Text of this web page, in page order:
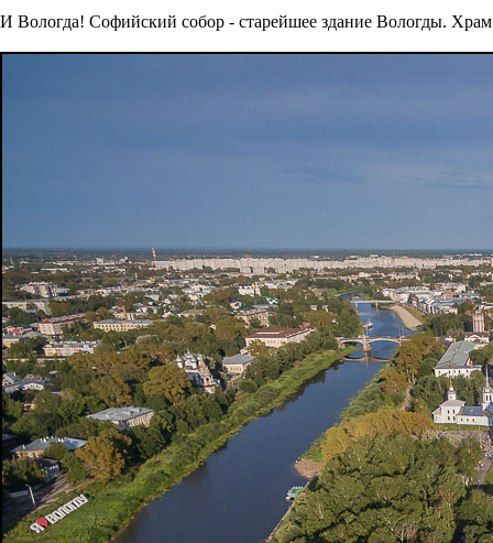
И Вологда! Софийский собор - старейшее здание Вологды.